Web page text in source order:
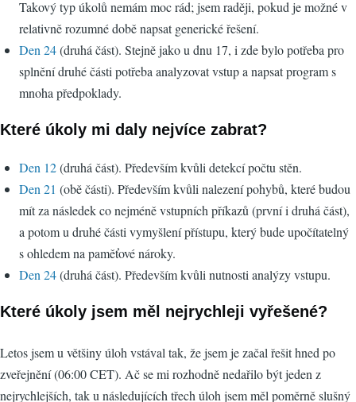
Takový typ úkolů nemám moc rád; jsem raději, pokud je možné v
relativně rozumné době napsat generické řešení.
Den 24(druhá část). Stejně jako u dnu 17, i zde bylo potřeba pro
splnění druhé části potřeba analyzovat vstup a napsat program s
mnoha předpoklady.
Které úkoly mi daly nejvíce zabrat?
Den 12(druhá část). Především kvůli detekcí počtu stěn.
Den 21 (obě části). Především kvůli nalezení pohybů, které budou
mít za následek co nejméně vstupních příkazů (první i druhá část),
a potom u druhé části vymyšlení přístupu, který bude upočítatelný
s ohledem na paměťové nároky.
Den 24(druhá část). Především kvůli nutnosti analýzy vstupu.
Které úkoly jsem měl nejrychleji vyřešené?
Letos jsem u většiny úloh vstával tak, že jsem je začal řešit hned po
zveřejnění (06:00 CET). Ač se mi rozhodně nedařilo být jeden z
nejrychlejších, tak u následujících třech úloh jsem měl poměrně slušný